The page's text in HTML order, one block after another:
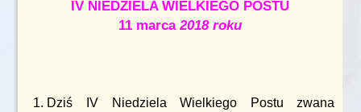
IV NIEDZIELA WIELKIEGO POSTU
11 marca2018 roku
Dziś IV Niedziela Wielkiego Postu zwana